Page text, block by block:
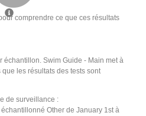
comprendre ce que ces résultats
échantillon. Swim Guide - Main met à
les résultats des tests sont
de surveillance :
Other de January 1st à